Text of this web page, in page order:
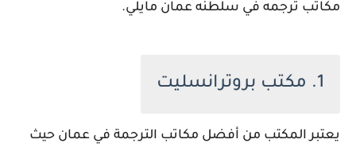
مكاتب ترجمه في سلطنه عمان مايلي.
1. مكتب بروترانسليت
يعتبر المكتب من أفضل مكاتب الترجمة في عمان حيث